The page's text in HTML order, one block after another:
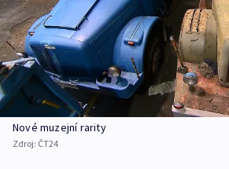
Nové muzejní rarity
Zdroj: ČT24